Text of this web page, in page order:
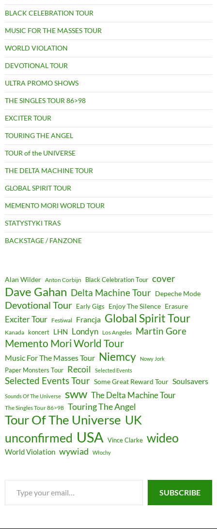
BLACK CELEBRATION TOUR
MUSIC FOR THE MASSES TOUR
WORLD VIOLATION
DEVOTIONAL TOUR
ULTRA PROMO SHOWS
THE SINGLES TOUR 86>98
EXCITER TOUR
TOURING THE ANGEL
TOUR of the UNIVERSE
THE DELTA MACHINE TOUR
GLOBAL SPIRIT TOUR
MEMENTO MORI WORLD TOUR
STATYSTYKI TRAS
BACKSTAGE / FANZONE
Alan Wilder Anton Corbijn Black Celebration Tour cover
Dave Gahan Delta Machine Tour Depeche Mode
Devotional Tour Early Gigs Enjoy The Silence Erasure
Exciter Tour Festiwal Francja Global Spirit Tour
Kanada koncert LHN Londyn Los Angeles Martin Gore
Memento Mori World Tour
Music For The Masses Tour Niemcy Nowy Jork
Paper Monsters Tour Recoil Selected Events
Selected Events Tour Some Great Reward Tour Soulsavers
Sounds Of The Universe sww The Delta Machine Tour
The Singles Tour 86>98 Touring The Angel
Tour Of The Universe UK
unconfirmed USA Vince Clarke wideo
World Violation wywiad Włochy
SUBSCRIBE